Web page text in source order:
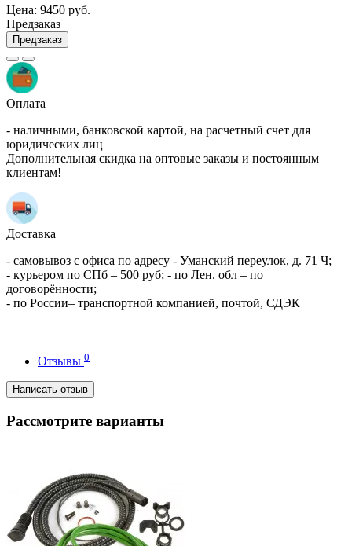
Цена: 9450 руб.
Предзаказ
Предзаказ
Оплата
- наличными, банковской картой, на расчетный счет для
юридических лиц
Дополнительная скидка на оптовые заказы и постоянным
клиентам!
Доставка
- самовывоз с офиса по адресу - Уманский переулок, д. 71 Ч;
- курьером по СПб – 500 руб; - по Лен. обл – по
договорённости;
- по России– транспортной компанией, почтой, СДЭК
Отзывы 0
Написать отзыв
Рассмотрите варианты